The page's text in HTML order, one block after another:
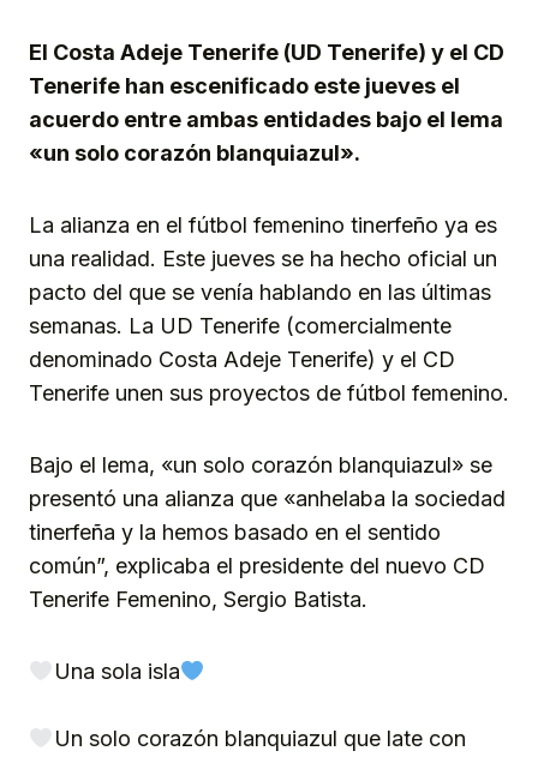
El Costa Adeje Tenerife (UD Tenerife) y el CD
Tenerife han escenificado este jueves el
acuerdo entre ambas entidades bajo el lema
«un solo corazón blanquiazul».
La alianza en el fútbol femenino tinerfeño ya es
una realidad. Este jueves se ha hecho oficial un
pacto del que se venía hablando en las últimas
semanas. La UD Tenerife (comercialmente
denominado Costa Adeje Tenerife) y el CD
Tenerife unen sus proyectos de fútbol femenino.
Bajo el lema, «un solo corazón blanquiazul» se
presentó una alianza que «anhelaba la sociedad
tinerfeña y la hemos basado en el sentido
común”, explicaba el presidente del nuevo CD
Tenerife Femenino, Sergio Batista.
Una sola isla
Un solo corazón blanquiazul que late con